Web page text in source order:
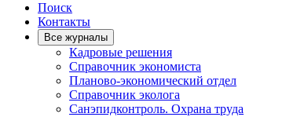
Поиск
Контакты
Все журналы
Кадровые решения
Справочник экономиста
Планово-экономический отдел
Справочник эколога
Санэпидконтроль. Охрана труда